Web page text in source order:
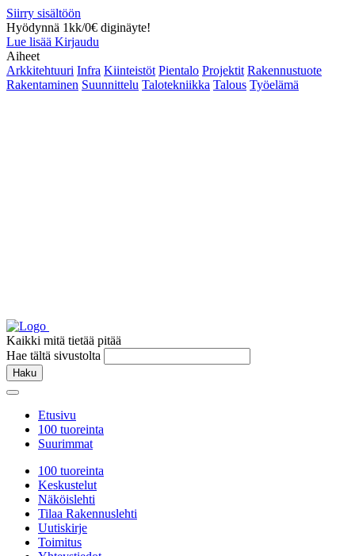
Siirry sisältöön
Hyödynnä 1kk/0€ diginäyte!
Lue lisää Kirjaudu
Aiheet
Arkkitehtuuri Infra Kiinteistöt Pientalo Projektit Rakennustuote
Rakentaminen Suunnittelu Talotekniikka Talous Työelämä
Kaikki mitä tietää pitää
Hae tältä sivustolta
Haku
Etusivu
100 tuoreinta
Suurimmat
100 tuoreinta
Keskustelut
Näköislehti
Tilaa Rakennuslehti
Uutiskirje
Toimitus